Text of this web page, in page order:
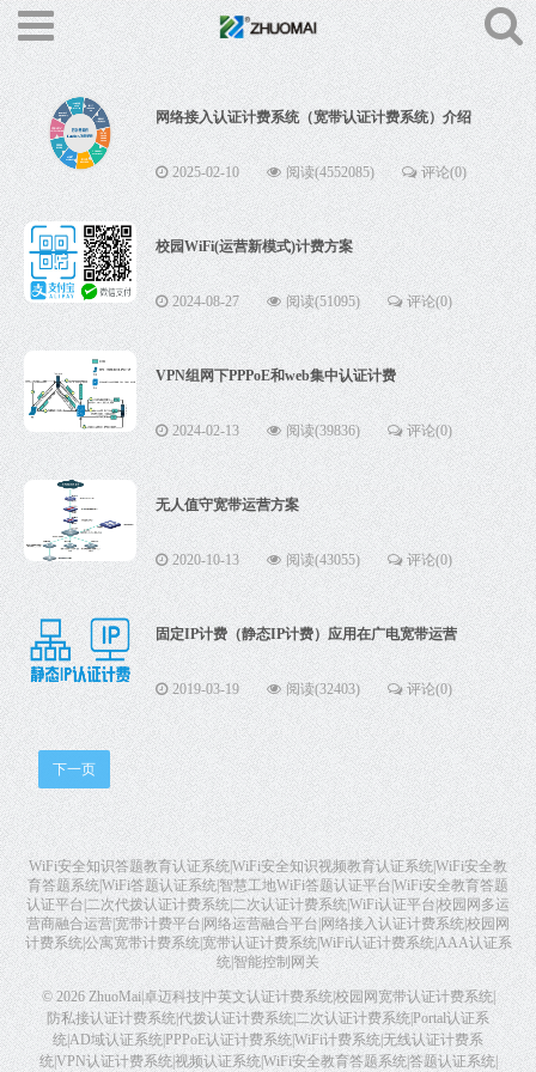
网络接入认证计费系统（宽带认证计费系统）介绍
2025-02-10 阅读(4552085) 评论(0)
校园WiFi(运营新模式)计费方案
2024-08-27 阅读(51095) 评论(0)
VPN组网下PPPoE和web集中认证计费
2024-02-13 阅读(39836) 评论(0)
无人值守宽带运营方案
2020-10-13 阅读(43055) 评论(0)
固定IP计费（静态IP计费）应用在广电宽带运营
2019-03-19 阅读(32403) 评论(0)
下一页
WiFi安全知识答题教育认证系统|WiFi安全知识视频教育认证系统|WiFi安全教
育答题系统|WiFi答题认证系统|智慧工地WiFi答题认证平台|WiFi安全教育答题
认证平台|二次代拨认证计费系统|二次认证计费系统|WiFi认证平台|校园网多运
营商融合运营|宽带计费平台|网络运营融合平台|网络接入认证计费系统|校园网
计费系统|公寓宽带计费系统|宽带认证计费系统|WiFi认证计费系统|AAA认证系
统|智能控制网关
© 2026ZhuoMai|卓迈科技|中英文认证计费系统|校园网宽带认证计费系统|
防私接认证计费系统|代拨认证计费系统|二次认证计费系统|Portal认证系
统|AD域认证系统|PPPoE认证计费系统|WiFi计费系统|无线认证计费系
统|VPN认证计费系统|视频认证系统|WiFi安全教育答题系统|答题认证系统|